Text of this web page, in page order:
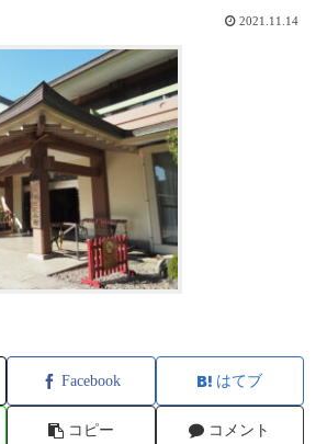
2021.11.14
Facebook はてブ
コピー コメント